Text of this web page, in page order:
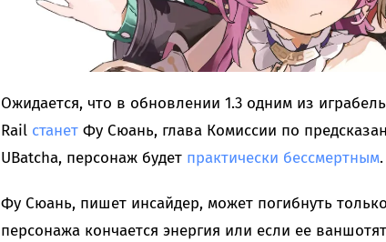
Ожидается, что в обновлении 1.3 одним из
Rail станетФу Сюань, глава Комиссии по
UBatcha, персонаж будет практически бессмертным.
Фу Сюань, пишет инсайдер, может погибнуть
персонажа кончается энергия или если ее